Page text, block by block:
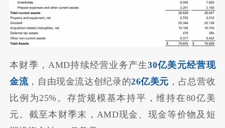
本财季，AMD持续经营业务产生30亿美元经营现
金流，自由现金流达创纪录的26亿美元 ，占总营收
比例为25%。存货规模基本持平，维持在80亿美
元。截至本财季末，AMD现金、现金等价物及短